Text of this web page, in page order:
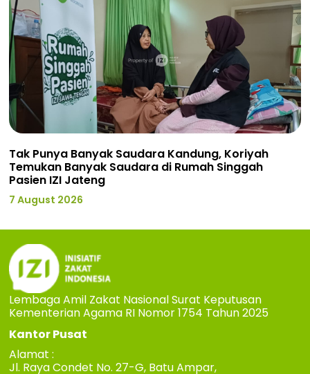
Tak Punya Banyak Saudara Kandung, Koriyah
Temukan Banyak Saudara di Rumah Singgah
Pasien IZI Jateng
7 August 2026
Lembaga Amil Zakat Nasional Surat Keputusan
Kementerian Agama RI Nomor 1754 Tahun 2025
Kantor Pusat
Alamat :
Jl. Raya Condet No. 27-G, Batu Ampar,